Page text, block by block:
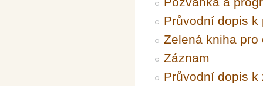
Průvodní dopis k
Zelená kniha
Záznam
Průvodní dopis k